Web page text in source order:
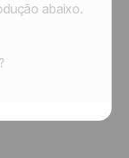
abaixo.